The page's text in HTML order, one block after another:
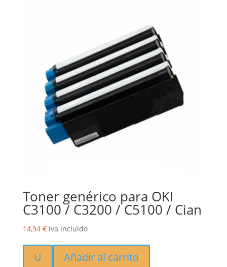
Toner genérico para OKI
C3100 / C3200 / C5100 / Cian
14,94 € Iva incluido
U Añadir al carrito